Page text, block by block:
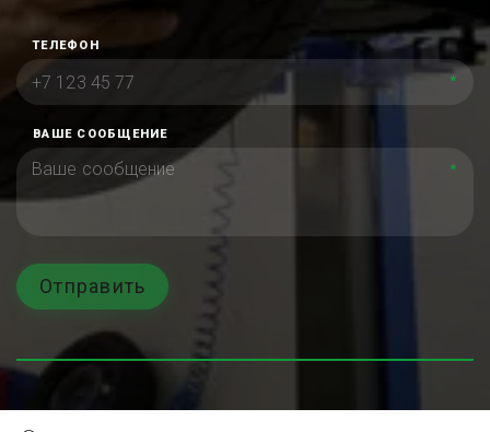
ТЕЛЕФОН
*
ВАШЕ СООБЩЕНИЕ
*
Отправить